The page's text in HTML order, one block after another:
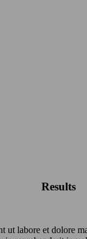
Results
labore et